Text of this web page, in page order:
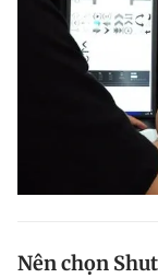
Nên chọn